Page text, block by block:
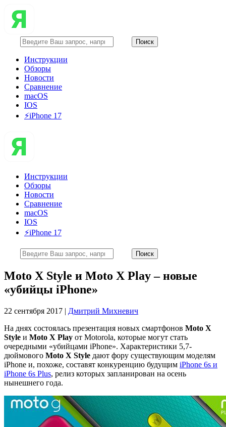
Инструкции
Обзоры
Новости
Сравнение
macOS
IOS
⚡️iPhone 17
Инструкции
Обзоры
Новости
Сравнение
macOS
IOS
⚡️iPhone 17
Moto X Style и Moto X Play – новые
«убийцы iPhone»
22 сентября 2017 | Дмитрий Михневич
На днях состоялась презентация новых смартфонов Moto X
Style и Moto X Play от Motorola, которые могут стать
очередными «убийцами iPhone». Характеристики 5,7-
дюймового Moto X Style дают фору существующим моделям
iPhone и, похоже, составят конкуренцию будущим iPhone 6s и
iPhone 6s Plus, релиз которых запланирован на осень
нынешнего года.